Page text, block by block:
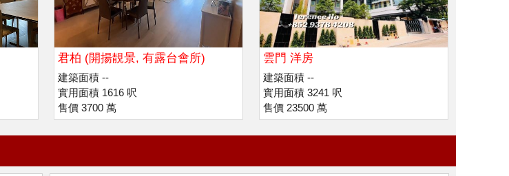
君柏 (開揚靚景, 有露台會所)
建築面積 --
實用面積 1616 呎
售價 3700 萬
雲門 洋房
建築面積 --
實用面積 3241 呎
售價 23500 萬